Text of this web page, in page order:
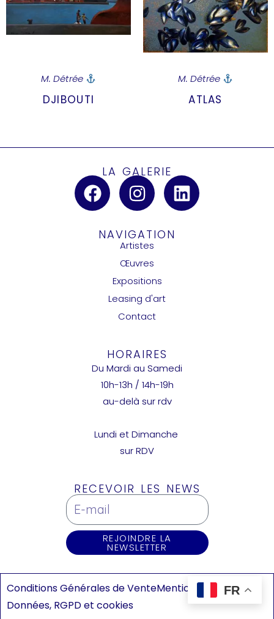
M. Détrée
DJIBOUTI
M. Détrée
ATLAS
LA GALERIE
NAVIGATION
Artistes
Œuvres
Expositions
Leasing d'art
Contact
HORAIRES
Du Mardi au Samedi
10h-13h / 14h-19h
au-delà sur rdv
Lundi et Dimanche
sur RDV
RECEVOIR LES NEWS
REJOINDRE LA
NEWSLETTER
Conditions Générales de VenteMentions légales
Données, RGPD et cookies
FR